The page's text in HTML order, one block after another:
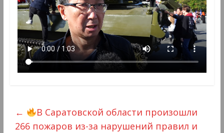
←
В Саратовской области произошли
266 пожаров из-за нарушений правил и